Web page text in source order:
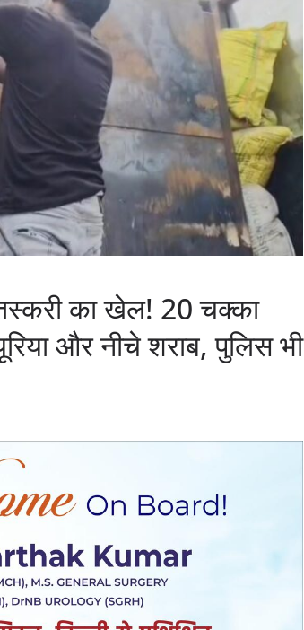
का खेल! 20 चक्का
और नीचे शराब, पुलिस भी